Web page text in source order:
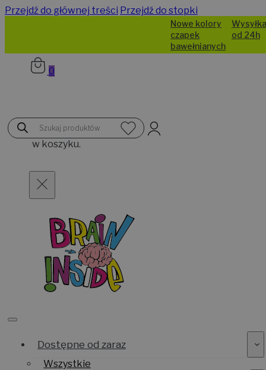
Przejdź do głównej treści Przejdź do stopki
Nowe kolory
czapek
bawełnianych
Wysyłka
od 24h
Wyszukiwarka
produktów
0
Brak
produktów
w koszyku.
Dostępne od zaraz
Wszystkie